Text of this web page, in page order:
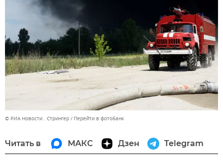
© РИА Новости . Стрингер Перейти в фотобанк
Читать в МАКС Дзен Telegram